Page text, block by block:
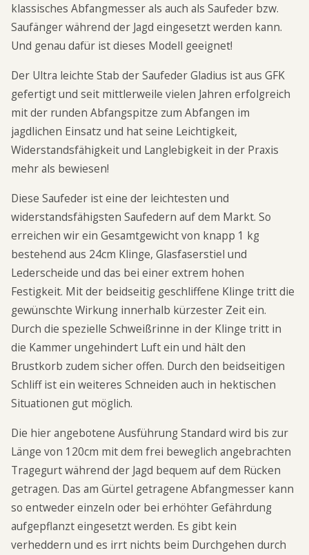
klassisches Abfangmesser als auch als Saufeder bzw.
Saufänger während der Jagd eingesetzt werden kann.
Und genau dafür ist dieses Modell geeignet!
Der Ultra leichte Stab der Saufeder Gladius ist aus GFK
gefertigt und seit mittlerweile vielen Jahren erfolgreich
mit der runden Abfangspitze zum Abfangen im
jagdlichen Einsatz und hat seine Leichtigkeit,
Widerstandsfähigkeit und Langlebigkeit in der Praxis
mehr als bewiesen!
Diese Saufeder ist eine der leichtesten und
widerstandsfähigsten Saufedern auf dem Markt. So
erreichen wir ein Gesamtgewicht von knapp 1 kg
bestehend aus 24cm Klinge, Glasfaserstiel und
Lederscheide und das bei einer extrem hohen
Festigkeit. Mit der beidseitig geschliffene Klinge tritt die
gewünschte Wirkung innerhalb kürzester Zeit ein.
Durch die spezielle Schweißrinne in der Klinge tritt in
die Kammer ungehindert Luft ein und hält den
Brustkorb zudem sicher offen. Durch den beidseitigen
Schliff ist ein weiteres Schneiden auch in hektischen
Situationen gut möglich.
Die hier angebotene Ausführung Standard wird bis zur
Länge von 120cm mit dem frei beweglich angebrachten
Tragegurt während der Jagd bequem auf dem Rücken
getragen. Das am Gürtel getragene Abfangmesser kann
so entweder einzeln oder bei erhöhter Gefährdung
aufgepflanzt eingesetzt werden. Es gibt kein
verheddern und es irrt nichts beim Durchgehen durch